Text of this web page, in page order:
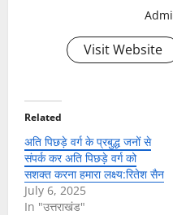
Visit Website
Related
अति पिछड़े वर्ग के प्रबुद्ध जनों से
संपर्क कर अति पिछड़े वर्ग को
सशक्त करना हमारा लक्ष्य:रितेश सैन
July 6, 2025
In "उत्तराखंड"